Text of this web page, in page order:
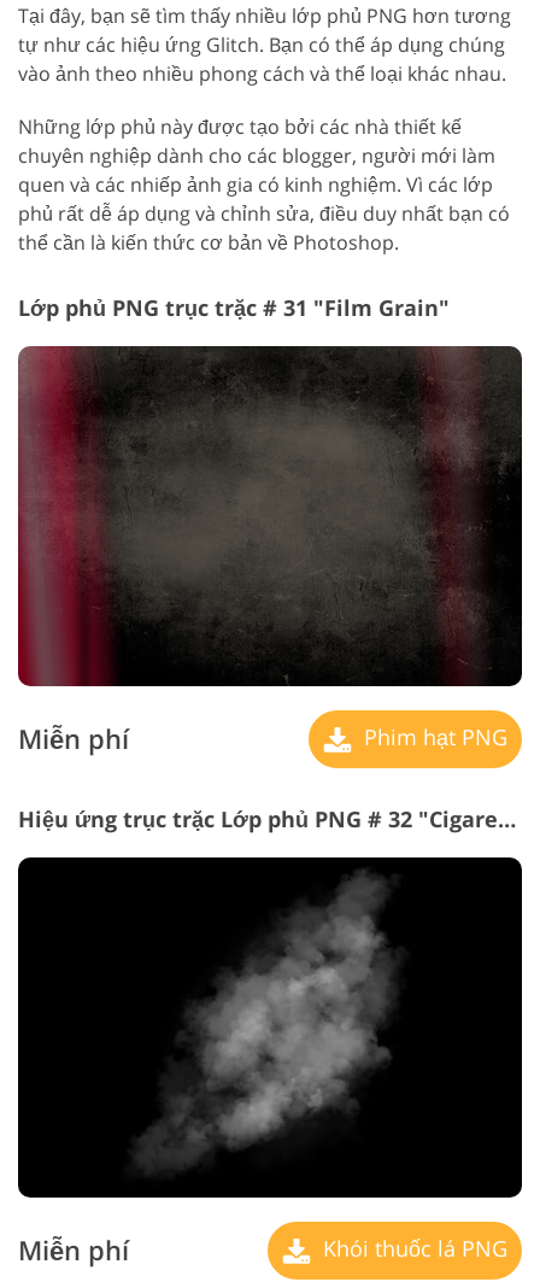
Tại đây, bạn sẽ tìm thấy nhiều lớp phủ PNG hơn tương
tự như các hiệu ứng Glitch. Bạn có thể áp dụng chúng
vào ảnh theo nhiều phong cách và thể loại khác nhau.
Những lớp phủ này được tạo bởi các nhà thiết kế
chuyên nghiệp dành cho các blogger, người mới làm
quen và các nhiếp ảnh gia có kinh nghiệm. Vì các lớp
phủ rất dễ áp dụng và chỉnh sửa, điều duy nhất bạn có
thể cần là kiến thức cơ bản về Photoshop.
Lớp phủ PNG trục trặc # 31 "Film Grain"
Miễn phí Phim hạt PNG
Hiệu ứng trục trặc Lớp phủ PNG # 32 "Cigarette Smoke"
Miễn phí Khói thuốc lá PNG